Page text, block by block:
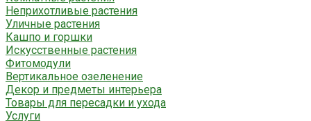
Неприхотливые растения
Уличные растения
Кашпо и горшки
Искусственные растения
Фитомодули
Вертикальное озеленение
Декор и предметы интерьера
Товары для пересадки и ухода
Услуги